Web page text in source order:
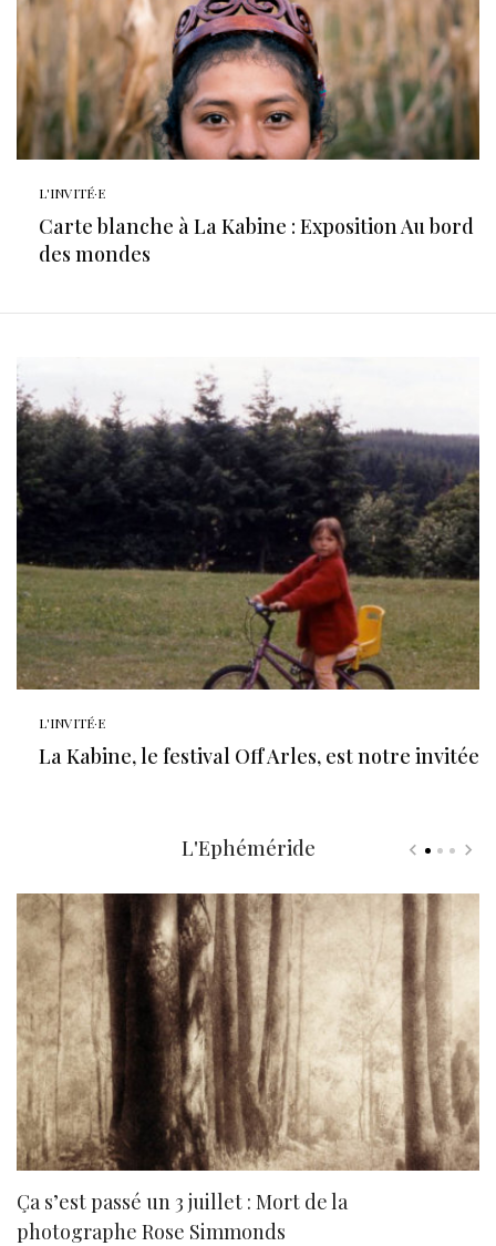
L'INVITÉ·E
Carte blanche à La Kabine : Exposition Au bord
des mondes
L'INVITÉ·E
La Kabine, le festival Off Arles, est notre invitée
L'Ephéméride
Ça s’est passé un 3 juillet : Mort de la
photographe Rose Simmonds